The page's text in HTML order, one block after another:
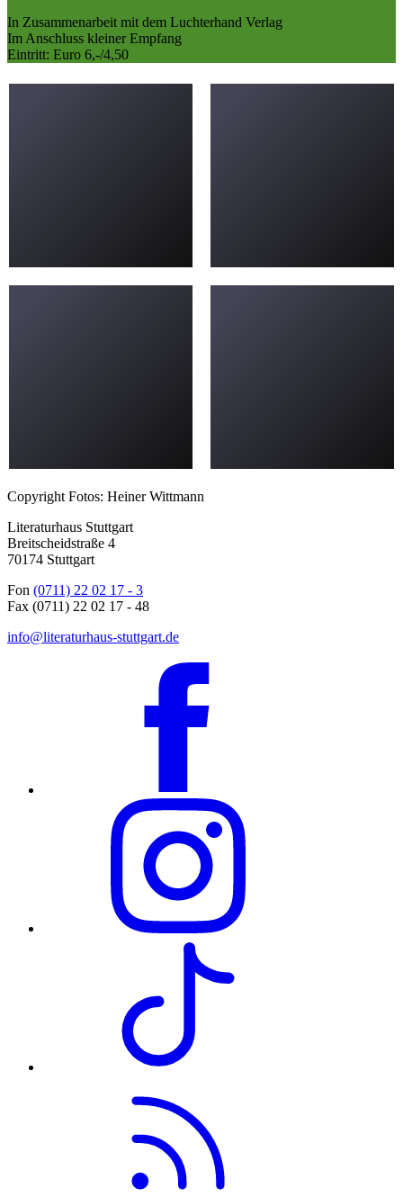
In Zusammenarbeit mit dem Luchterhand Verlag
Im Anschluss kleiner Empfang
Eintritt: Euro 6,-/4,50
Copyright Fotos: Heiner Wittmann
Literaturhaus Stuttgart
Breitscheidstraße 4
70174 Stuttgart
Fon (0711) 22 02 17 - 3
Fax (0711) 22 02 17 - 48
info@literaturhaus-stuttgart.de